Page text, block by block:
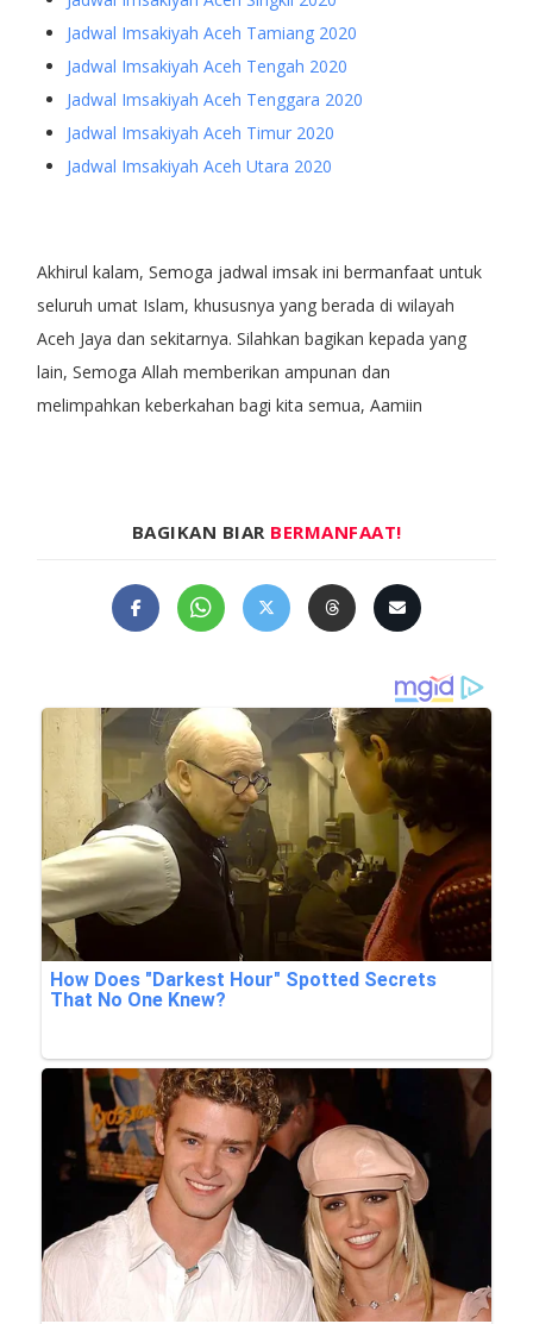
Jadwal Imsakiyah Aceh Tamiang 2020
Jadwal Imsakiyah Aceh Tengah 2020
Jadwal Imsakiyah Aceh Tenggara 2020
Jadwal Imsakiyah Aceh Timur 2020
Jadwal Imsakiyah Aceh Utara 2020
Akhirul kalam, Semoga jadwal imsak ini bermanfaat untuk
seluruh umat Islam, khususnya yang berada di wilayah
Aceh Jaya dan sekitarnya. Silahkan bagikan kepada yang
lain, Semoga Allah memberikan ampunan dan
melimpahkan keberkahan bagi kita semua, Aamiin
BAGIKAN BIAR BERMANFAAT!